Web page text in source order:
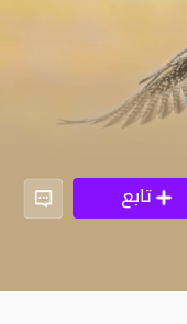
تابع